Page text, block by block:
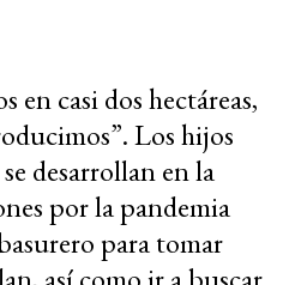
en casi dos hectáreas,
Los hijos
desarrollan en la
por la pandemia
para tomar